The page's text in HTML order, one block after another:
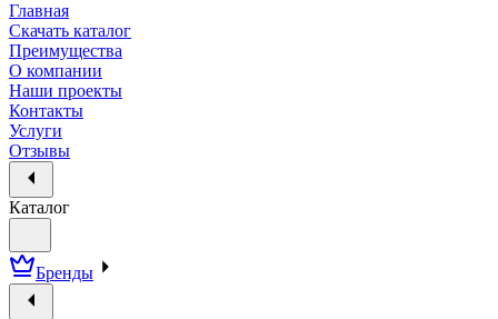
Главная
Скачать каталог
Преимущества
О компании
Наши проекты
Контакты
Услуги
Отзывы
Каталог
Бренды